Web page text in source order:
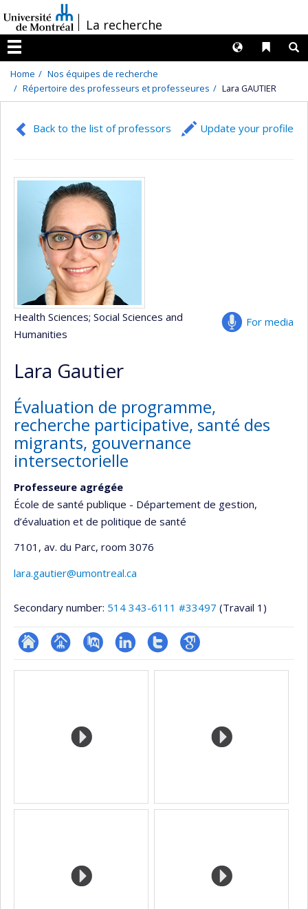
au
contenu
/La recherche
Menu
Liens
Langues
Home
Nos équipes de recherche
Répertoire des professeurs et professeures
Lara GAUTIER
Back to the list of professors Update your profile
For media
Health Sciences; Social Sciences and
Humanities
Lara Gautier
Évaluation de programme,
recherche participative, santé des
migrants, gouvernance
intersectorielle
Professeure agrégée
École de santé publique - Département de gestion,
d’évaluation et de politique de santé
7101, av. du Parc, room 3076
lara.gautier@umontreal.ca
Secondary number: 514 343-6111 #33497 (Travail 1)
ResearchGate
Page PubMedLinkedInCompteGoogle
Media